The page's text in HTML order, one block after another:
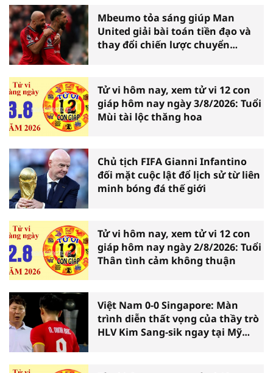
Mbeumo tỏa sáng giúp Man
United giải bài toán tiền đạo và
thay đổi chiến lược chuyển
Tử vi hôm nay, xem tử vi 12 con
giáp hôm nay ngày 3/8/2026: Tuổi
Mùi tài lộc thăng hoa
Chủ tịch FIFA Gianni Infantino
đối mặt cuộc lật đổ lịch sử từ liên
minh bóng đá thế giới
Tử vi hôm nay, xem tử vi 12 con
giáp hôm nay ngày 2/8/2026: Tuổi
Thân tình cảm không thuận
Việt Nam 0-0 Singapore: Màn
trình diễn thất vọng của thầy trò
HLV Kim Sang-sik ngay tại Mỹ